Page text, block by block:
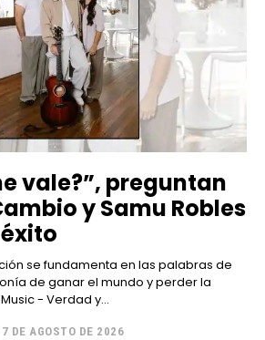
vale?”, preguntan
y Samu Robles
se fundamenta en las palabras de
de ganar el mundo y perder la
Music - Verdad y...
7 DE AGOSTO DE 2026